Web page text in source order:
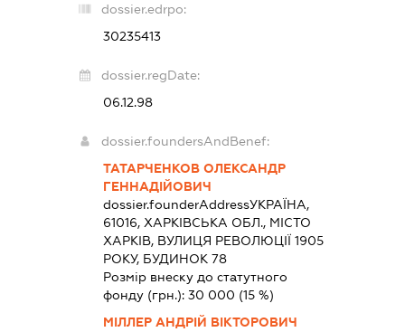
dossier.edrpo:
30235413
dossier.regDate:
06.12.98
dossier.foundersAndBenef:
ТАТАРЧЕНКОВ ОЛЕКСАНДР
ГЕННАДІЙОВИЧ
dossier.founderAddressУКРАЇНА,
61016, ХАРКІВСЬКА ОБЛ., МІСТО
ХАРКІВ, ВУЛИЦЯ РЕВОЛЮЦІЇ 1905
РОКУ, БУДИНОК 78
Розмір внеску до статутного
фонду (грн.): 30 000 (15 %)
МІЛЛЕР АНДРІЙ ВІКТОРОВИЧ